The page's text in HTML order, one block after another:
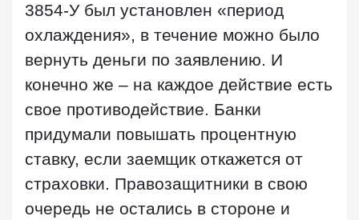
3854-У был установлен «период
охлаждения», в течение можно было
вернуть деньги по заявлению. И
конечно же – на каждое действие есть
свое противодействие. Банки
придумали повышать процентную
ставку, если заемщик откажется от
страховки. Правозащитники в свою
очередь не остались в стороне и